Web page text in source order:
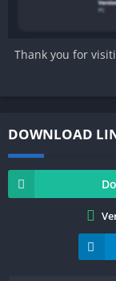
Thank you for
DOWNLOAD